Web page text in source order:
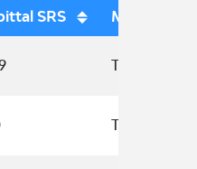
SRS Mätbrev
T0191
T0199